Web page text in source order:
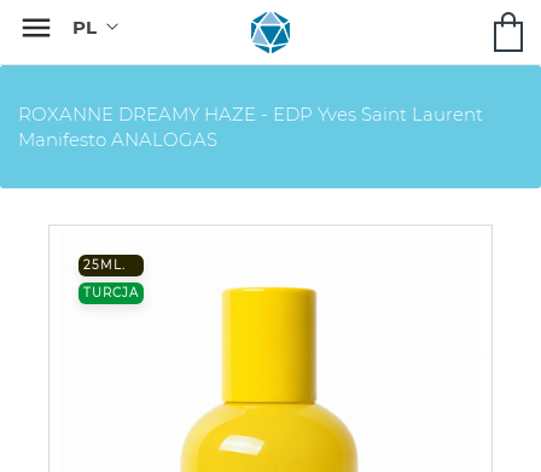

ROXANNE DREAMY HAZE - EDP Yves Saint Laurent
Manifesto ANALOGAS
25ML.
TURCJA